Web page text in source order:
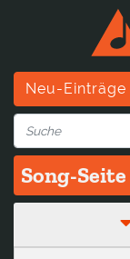
Neu-Einträge
Song-Seite